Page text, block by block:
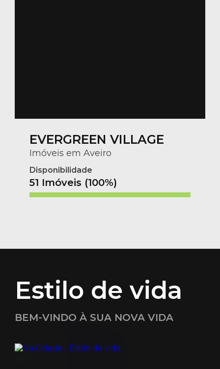
EVERGREEN VILLAGE
Imóveis em Aveiro
Disponibilidade
51 Imóveis (100%)
Estilo de vida
BEM-VINDO À SUA NOVA VIDA